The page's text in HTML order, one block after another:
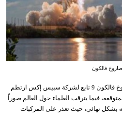
صاروخ فالكون
يُعتقد أن جزءاً ضخماً تائهاً من صاروخ فالكون 9 تابع لشركة سبيس إكس ارتطم
فيما يترقب العلماء حول العالم صوراً
بشكل نهائي، حيث تعذر على المركبات